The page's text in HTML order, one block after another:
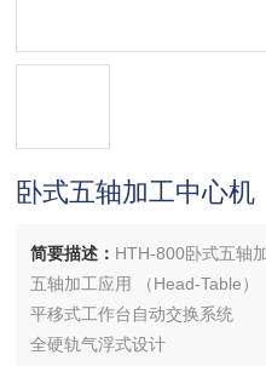
卧式五轴加工中心机
简要描述： HTH-800卧式五轴加
五轴加工应用 （Head-Table）
平移式工作台自动交换系统
全硬轨气浮式设计